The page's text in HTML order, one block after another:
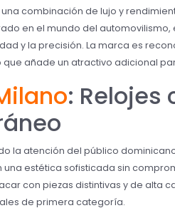
combinación de lujo y
en el mundo del
y la precisión. La marca es
añade un atractivo adicional
: Relojes
la atención del público
estética sofisticada sin
con piezas distintivas y de alta
de primera categoría.